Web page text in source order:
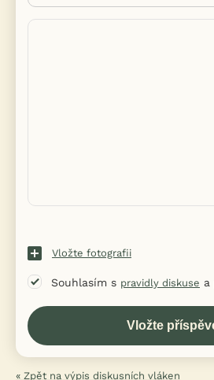
Vložte fotografii
Souhlasím s pravidly diskuse a
« Zpět na výpis diskusních vláken